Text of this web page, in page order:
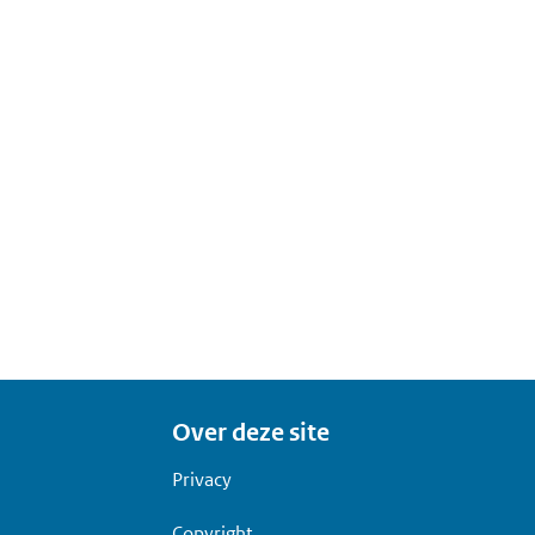
Over deze site
Privacy